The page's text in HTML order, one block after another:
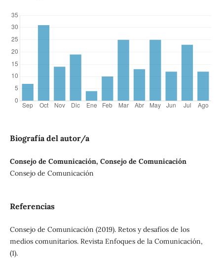
Biografía del autor/a
Consejo de Comunicación, Consejo de Comunicación
Consejo de Comunicación
Referencias
Consejo de Comunicación (2019). Retos y desafíos de los
medios comunitarios. Revista Enfoques de la Comunicación,
(1).